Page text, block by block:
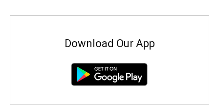
Download Our App